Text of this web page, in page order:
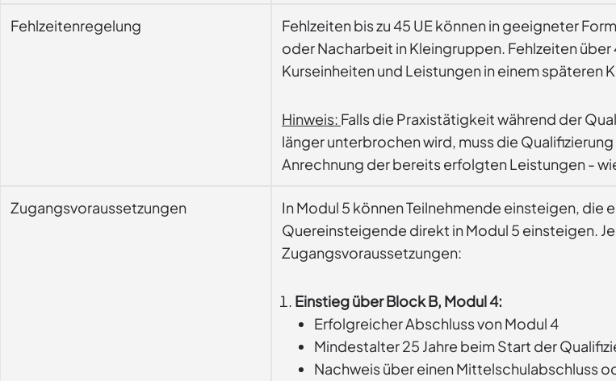
Fehlzeitenregelung
Fehlzeiten bis zu 45 UE können in geeigneter
oder Nacharbeit in Kleingruppen. Fehlzeiten
Kurseinheiten und Leistungen in einem späteren
Hinweis: Falls die Praxistätigkeit während der
länger unterbrochen wird, muss die
Anrechnung der bereits erfolgten Leistungen -
Zugangsvoraussetzungen
In Modul 5 können Teilnehmende einsteigen,
Quereinsteigende direkt in Modul 5 einsteigen.
Zugangsvoraussetzungen:
Einstieg über Block B, Modul 4:
Erfolgreicher Abschluss von Modul 4
Mindestalter 25 Jahre beim Start der
Nachweis über einen Mittelschulabschluss